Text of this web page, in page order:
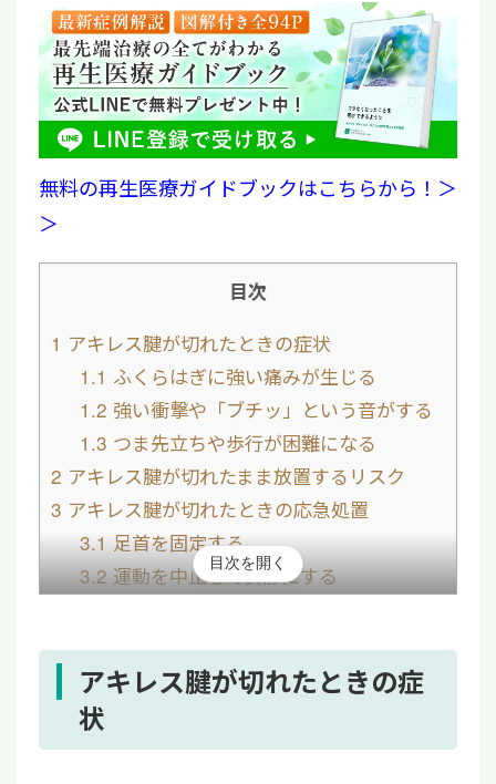
無料の再生医療ガイドブックはこちらから！＞
＞
目次
1 アキレス腱が切れたときの症状
1.1 ふくらはぎに強い痛みが生じる
1.2 強い衝撃や「ブチッ」という音がする
1.3 つま先立ちや歩行が困難になる
2 アキレス腱が切れたまま放置するリスク
3 アキレス腱が切れたときの応急処置
3.1足首を固定する
3.2運動を中止して安静にする
4.2手術療法
4.3
目次を開く
アキレス腱が切れたときの症
状